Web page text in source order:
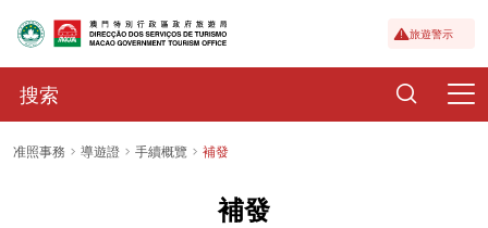
旅遊警示
准照事務 導遊證 手續概覽 補發
補發